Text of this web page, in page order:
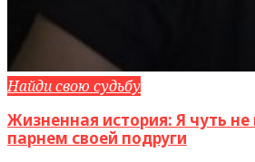
Найди свою судьбу
Жизненная история: Я чуть не
парнем своей подруги